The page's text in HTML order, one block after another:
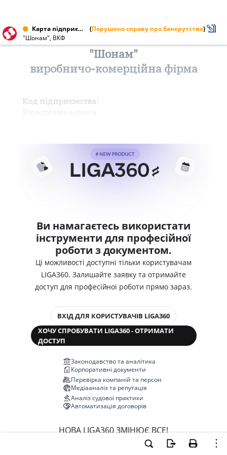
Карта підприємства від 14.09.1996 (Порушено справу про банкрутство)
"Шонам", ВКФ
"Шонам"
виробничо-комерційна фірма
Код підприємства:
Ви намагаєтесь використати
інструменти для професійної
роботи з документом.
Ці можливості доступні тільки користувачам
LIGA360. Залишайте заявку та отримайте
доступ для професійної роботи прямо зараз.
ВХІД ДЛЯ КОРИСТУВАЧІВ LIGA360
ХОЧУ СПРОБУВАТИ LIGA360 - ОТРИМАТИ
ДОСТУП
Законодавство та аналітика
Корпоративні документи
Перевірка компаній та персон
Медіааналіз та репутація
Аналіз судової практики
Автоматизація договорів
НОВА LIGA360 ЗМІНЮЄ ВСЕ!